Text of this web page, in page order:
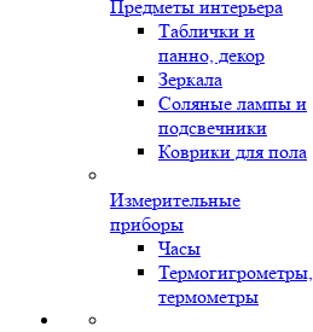
Предметы интерьера
Таблички и
панно, декор
Зеркала
Соляные лампы и
подсвечники
Коврики для пола
Измерительные
приборы
Часы
Термогигрометры,
термометры